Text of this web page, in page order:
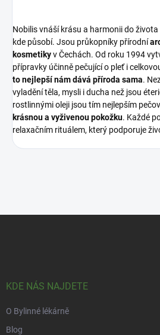
Nobilis vnáší krásu a harmonii do
kde působí. Jsou průkopníky přírodní
kosmetikyv Čechách. Od roku 1994
přípravky účinně pečující o pleť i
to nejlepší nám dává příroda sama.
vyladění těla, mysli i ducha než jsou
rostlinnými oleji jsou tím nejlepším
krásnou a vyživenou pokožku. Každé
relaxačním rituálem, který podporuje
KDE NÁS NAJDETE
O Bylinné lékárně
Blog